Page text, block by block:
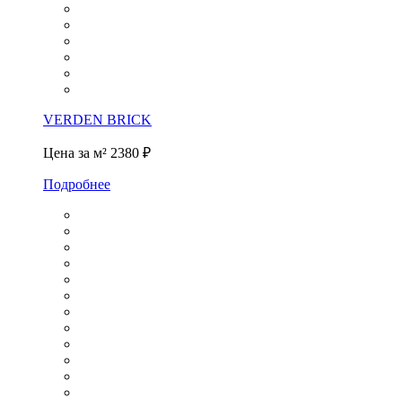
VERDEN BRICK
Цена за м² 2380 ₽
Подробнее